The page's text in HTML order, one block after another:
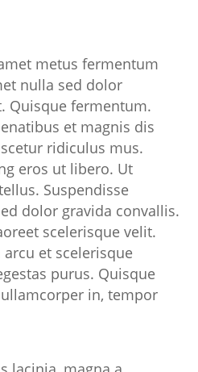
metus fermentum
nulla sed dolor
Quisque fermentum.
et magnis dis
ridiculus mus.
eros ut libero. Ut
Suspendisse
dolor gravida convallis.
scelerisque velit.
et scelerisque
purus. Quisque
in, tempor